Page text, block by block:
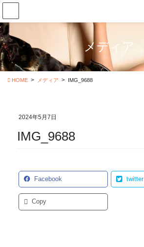
コ
テ
ン
ツ
に
移
ナ
ゲ
ー
シ
ョ
ン
メディア
HOME メディア IMG_9688
2024年5月7日
IMG_9688
Facebook twitter
Copy